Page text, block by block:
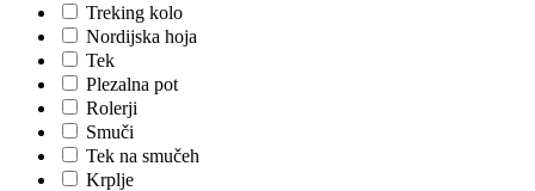
Treking kolo
Nordijska hoja
Tek
Plezalna pot
Rolerji
Smuči
Tek na smučeh
Krplje